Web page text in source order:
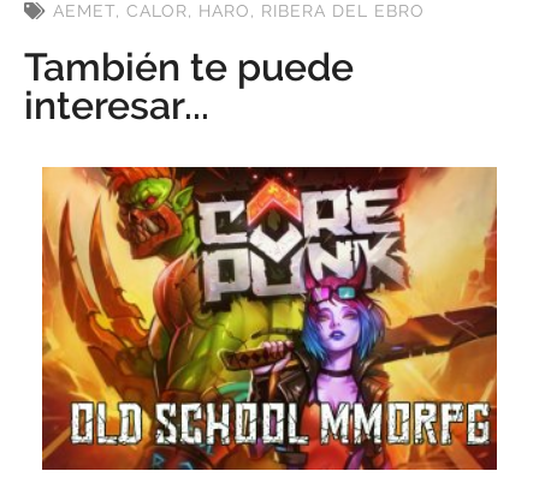
AEMET, CALOR, HARO, RIBERA DEL EBRO
También te puede
interesar...